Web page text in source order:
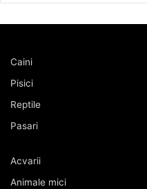
Caini
Pisici
Reptile
Pasari
Acvarii
Animale mici